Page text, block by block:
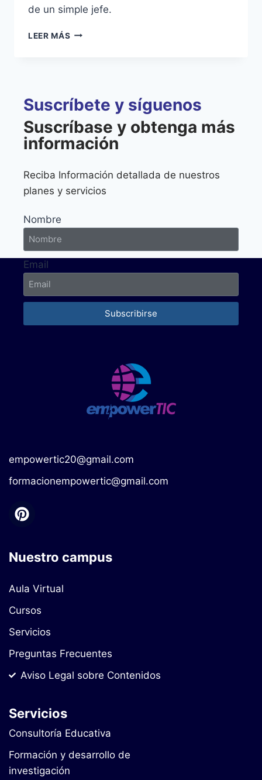
de un simple jefe.
LEER MÁS
Suscríbete y síguenos
Suscríbase y obtenga más
información
Reciba Información detallada de nuestros
planes y servicios
Nombre
Email
Subscribirse
empowertic20@gmail.com
formacionempowertic@gmail.com
Nuestro campus
Aula Virtual
Cursos
Servicios
Preguntas Frecuentes
Aviso Legal sobre Contenidos
Servicios
Consultoría Educativa
Formación y desarrollo de
investigación